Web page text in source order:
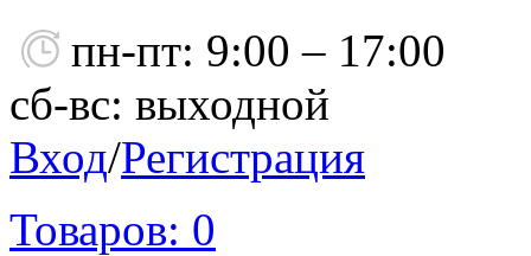
пн-пт: 9:00 – 17:00
сб-вс: выходной
Вход/Регистрация
Товаров: 0